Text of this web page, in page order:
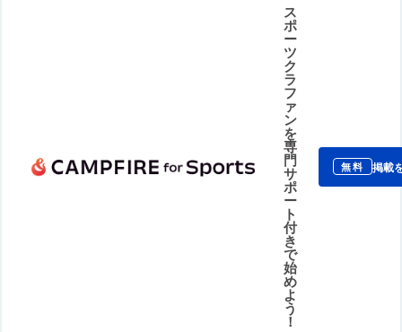
ス
ポ
ー
ツ
ク
ラ
フ
ァ
ン
を
専
門
サ
ポ
ー
ト
付
き
で
始
め
よ
う
！
無料 掲載